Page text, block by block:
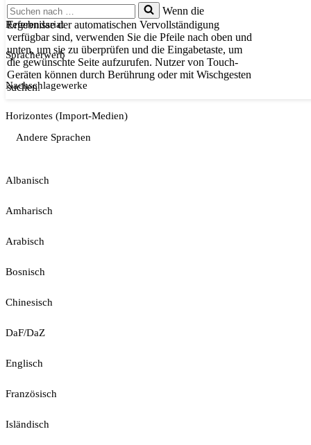
Suchen
nach …
Wenn die
Ergebnisse der automatischen Vervollständigung
verfügbar sind, verwenden Sie die Pfeile nach oben und
unten, um sie zu überprüfen und die Eingabetaste, um
die gewünschte Seite aufzurufen. Nutzer von Touch-
Geräten können durch Berührung oder mit Wischgesten
suchen.
Referendariat
Spracherwerb
Nachschlagewerke
Horizontes (Import-Medien)
Andere Sprachen
Albanisch
Amharisch
Arabisch
Bosnisch
Chinesisch
DaF/DaZ
Englisch
Französisch
Isländisch